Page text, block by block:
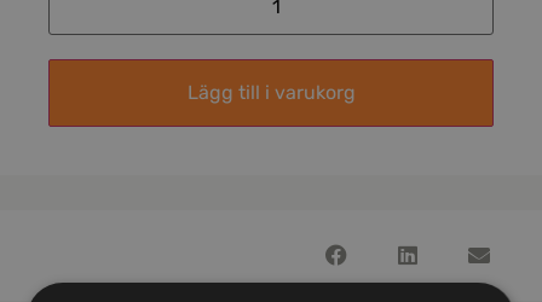
Lägg till i varukorg